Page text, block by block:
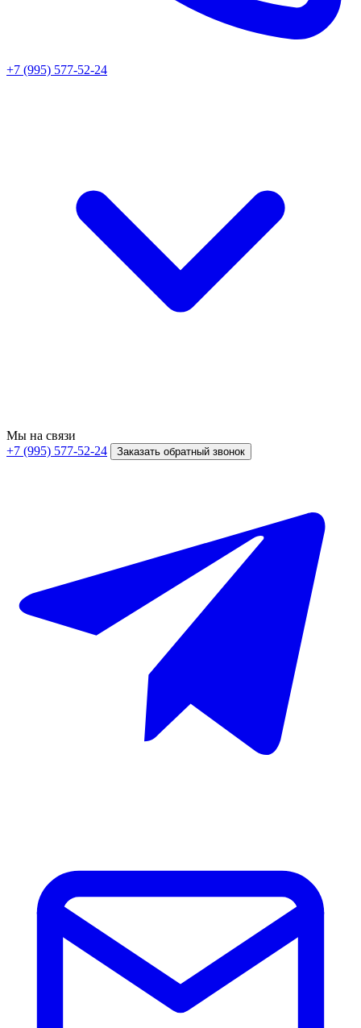
+7 (995) 577-52-24
Мы на связи
+7 (995) 577-52-24
Заказать обратный звонок